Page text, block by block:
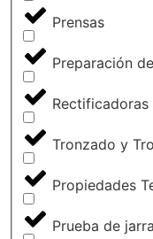
Prensas
Preparación
Rectificadoras
Tronzado y
Propiedades
Prueba de jarra